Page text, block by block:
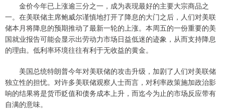
金价今年已上涨逾三分之一，成为表现最好的主要大宗商品之
一。在美联储主席鲍威尔谨慎地打开了降息的大门之后，人们对美联
储本月将降息的预期推动了最新一轮的上涨。本周五的一份重要的美
国就业报告可能会显示出劳动力市场日益低迷的迹象，从而支持降息
的理由。低利率环境往往有利于无收益的黄金。
美国总统特朗普今年对美联储的攻击升级，加剧了人们对美联储
独立性的担忧。对许多美联储观察人士而言，对利率政策施加政治影
响的结果将是货币贬值和债务成本上升，而迄今为止的市场反应带有
自满的意味。